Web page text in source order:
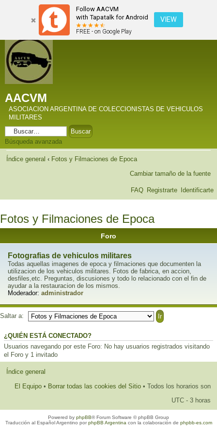
Follow AACVM
with Tapatalk for Android
FREE - on Google Play
VIEW
AACVM
ASOCIACION ARGENTINA DE COLECCIONISTAS DE VEHICULOS
MILITARES
Búsqueda avanzada
Índice general ‹ Fotos y Filmaciones de Epoca
Cambiar tamaño de la fuente
FAQ Registrarte Identificarte
Fotos y Filmaciones de Epoca
Foro
Fotografias de vehiculos militares
Todas aquellas imagenes de epoca y filmaciones que documenten la
utilizacion de los vehiculos militares. Fotos de fabrica, en accion,
desfiles,etc. Preguntas, discusiones y todo lo relacionado con el fin de
ayudar a la restauracion de los mismos.
Moderador: administrador
Saltar a:
¿QUIÉN ESTÁ CONECTADO?
Usuarios navegando por este Foro: No hay usuarios registrados visitando
el Foro y 1 invitado
Índice general
El Equipo • Borrar todas las cookies del Sitio • Todos los horarios son
UTC - 3 horas
Powered by phpBB® Forum Software © phpBB Group
Traducción al Español Argentino porphpBB Argentinacon la colaboración de phpbb-es.com